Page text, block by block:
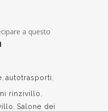
a questo
autotrasporti
rinzivillo
Salone dei